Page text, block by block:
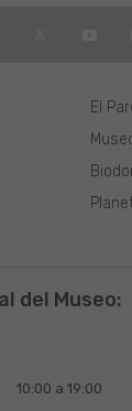
El
del Museo:
10:00 a 19:00